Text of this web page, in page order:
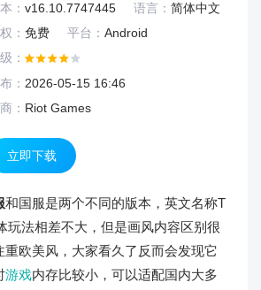
： v16.10.7747445 语言： 简体中文
： 免费 平台： Android
：
： 2026-05-15 16:46
： Riot Games
立即下载
和国服是两个不同的版本，英文名称T
玩法相差不大，但是画风内容区别很
重欧美风，大家看久了反而会发现它
游戏内存比较小，可以适配国内大多